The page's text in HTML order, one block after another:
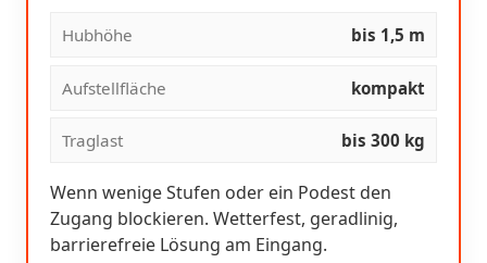
Hubhöhe bis 1,5 m
Aufstellfläche kompakt
Traglast bis 300 kg
Wenn wenige Stufen oder ein Podest den
Zugang blockieren. Wetterfest, geradlinig,
barrierefreie Lösung am Eingang.